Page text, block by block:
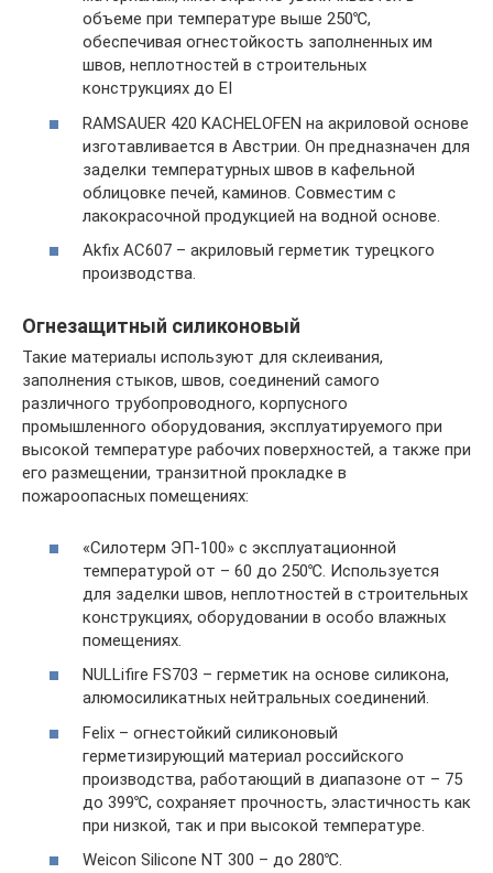
объеме при температуре выше 250℃,
обеспечивая огнестойкость заполненных им
швов, неплотностей в строительных
конструкциях до EI
RAMSAUER 420 KACHELOFEN на акриловой основе
изготавливается в Австрии. Он предназначен для
заделки температурных швов в кафельной
облицовке печей, каминов. Совместим с
лакокрасочной продукцией на водной основе.
Akfix AC607 – акриловый герметик турецкого
производства.
Огнезащитный силиконовый
Такие материалы используют для склеивания,
заполнения стыков, швов, соединений самого
различного трубопроводного, корпусного
промышленного оборудования, эксплуатируемого при
высокой температуре рабочих поверхностей, а также при
его размещении, транзитной прокладке в
пожароопасных помещениях:
«Силотерм ЭП-100» с эксплуатационной
температурой от – 60 до 250℃. Используется
для заделки швов, неплотностей в строительных
конструкциях, оборудовании в особо влажных
помещениях.
NULLifire FS703 – герметик на основе силикона,
алюмосиликатных нейтральных соединений.
Felix – огнестойкий силиконовый
герметизирующий материал российского
производства, работающий в диапазоне от – 75
до 399℃, сохраняет прочность, эластичность как
при низкой, так и при высокой температуре.
Weicon Silicone NT 300 – до 280℃.